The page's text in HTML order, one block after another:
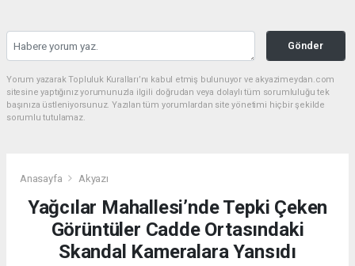
Gönder
Yorum yazarak Topluluk Kuralları’nı kabul etmiş bulunuyor ve akyazimeydan.com
sitesine yaptığınız yorumunuzla ilgili doğrudan veya dolaylı tüm sorumluluğu tek
başınıza üstleniyorsunuz. Yazılan tüm yorumlardan site yönetimi hiçbir şekilde
sorumlu tutulamaz.
Anasayfa Akyazı
Yağcılar Mahallesi’nde Tepki Çeken
Görüntüler Cadde Ortasındaki
Skandal Kameralara Yansıdı